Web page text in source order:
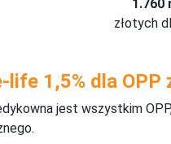
1.760
złotych
life 1,5% dla
jest wszystkim